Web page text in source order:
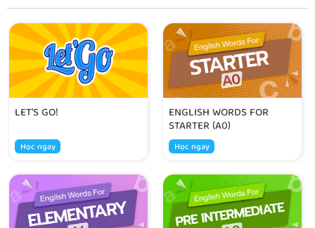
LET'S GO!
Học ngay
ENGLISH WORDS FOR
STARTER (A0)
Học ngay